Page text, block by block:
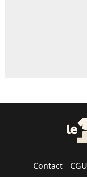
Contact CGU